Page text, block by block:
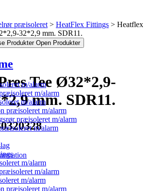
Produkter Open Produkter
m/alarm
m/alarm
m/alarm
præisoleret m/alarm
præisoleret m/alarm
m/alarm
m/alarm
m/alarm
m/alarm
præisoleret m/alarm
præisoleret HeatFlex Fittings
Heatflex
32*2,9 mm. SDR11.
Tee Ø32*2,9-
mm. SDR11.